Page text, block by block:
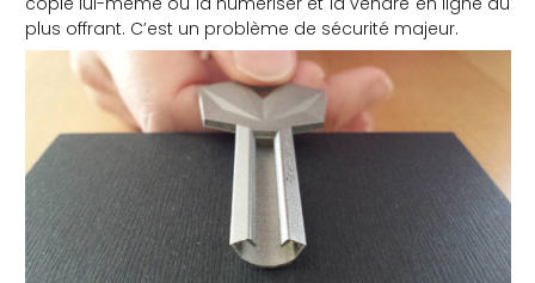
plus offrant. C’est un problème de sécurité majeur.